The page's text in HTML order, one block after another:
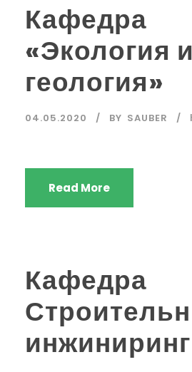
Кафедра
«Экология и
геология»
04.05.2020 BY SAUBER
Read More
Кафедра
инжиниринг